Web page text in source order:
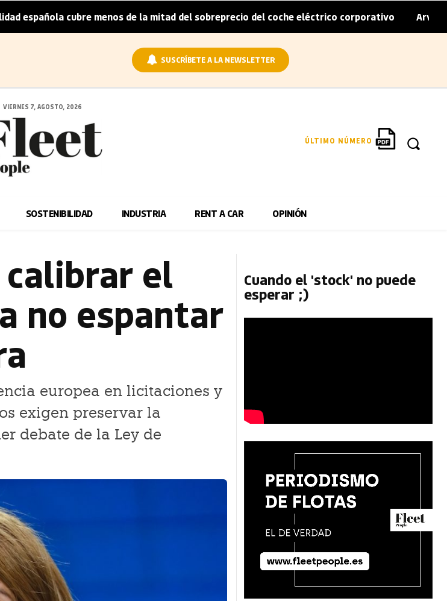
cubre menos de la mitad del sobreprecio del coche eléctrico corporativo | Arval convierte
SUSCRÍBETE A LA NEWSLETTER
VIERNES 7, AGOSTO, 2026
ÚLTIMO NÚMERO
SOSTENIBILIDAD INDUSTRIA RENT A CAR OPINIÓN
el
no espantar
europea en licitaciones y
exigen preservar la
debate de la Ley de
Cuando el 'stock' no puede
esperar ;)